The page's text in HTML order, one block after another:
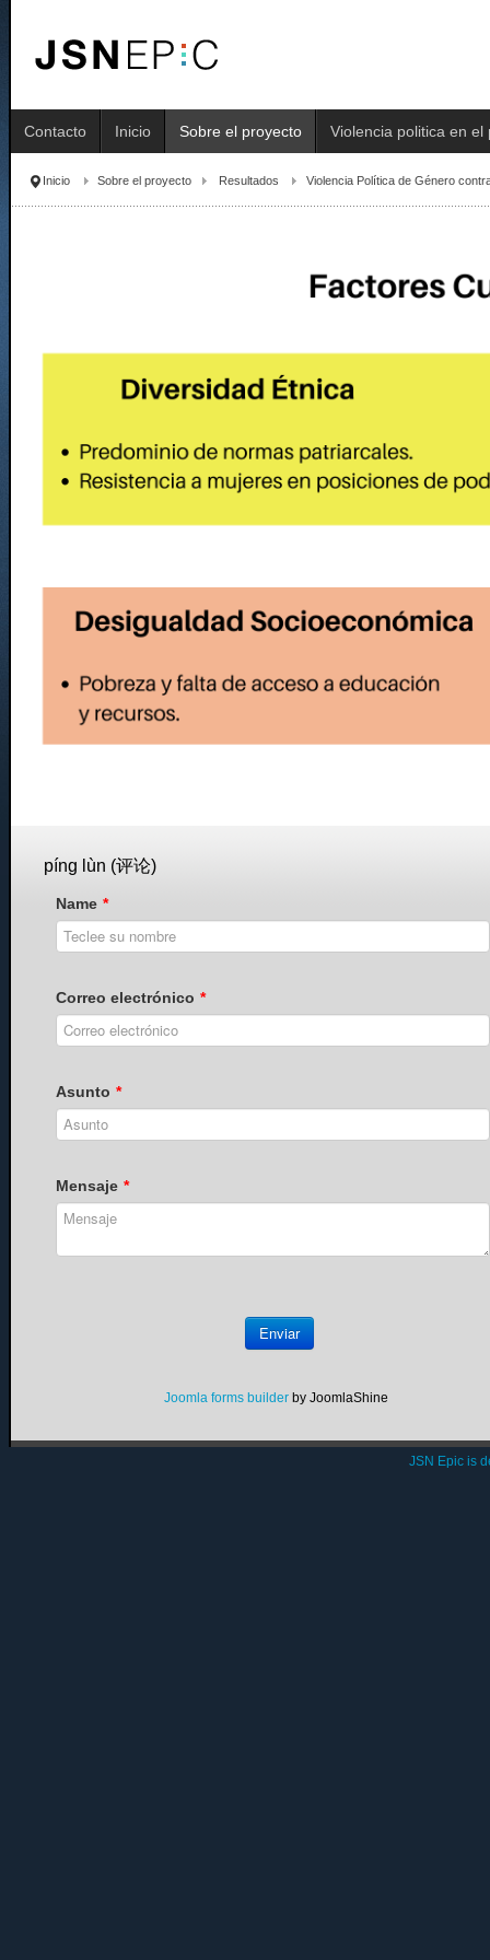
Contacto Inicio Sobre el proyecto Violencia politica en
Inicio Sobre el proyecto Resultados Violencia Política de Género
píng lùn (评论)
Name *
Correo electrónico *
Asunto *
Mensaje *
Enviar
Joomla forms builder by JoomlaShine
JSN Epic is